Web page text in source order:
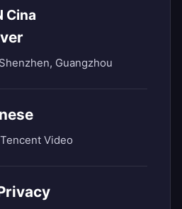
Cina
Guangzhou
Video